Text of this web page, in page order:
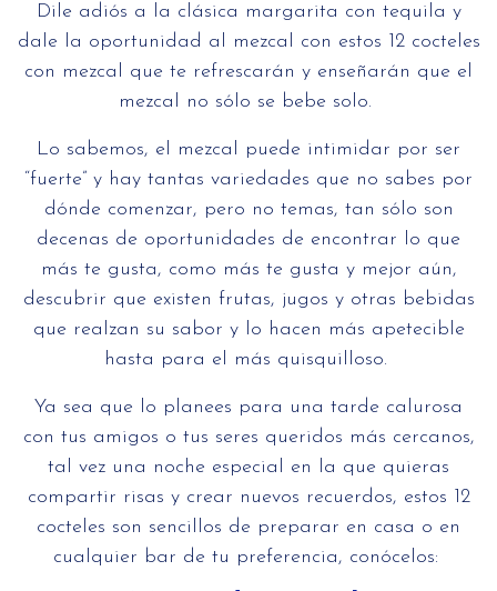
Dile adiós a la clásica margarita con tequila y
dale la oportunidad al mezcal con estos 12 cocteles
con mezcal que te refrescarán y enseñarán que el
mezcal no sólo se bebe solo.
Lo sabemos, el mezcal puede intimidar por ser
“fuerte” y hay tantas variedades que no sabes por
dónde comenzar, pero no temas, tan sólo son
decenas de oportunidades de encontrar lo que
más te gusta, como más te gusta y mejor aún,
descubrir que existen frutas, jugos y otras bebidas
que realzan su sabor y lo hacen más apetecible
hasta para el más quisquilloso.
Ya sea que lo planees para una tarde calurosa
con tus amigos o tus seres queridos más cercanos,
tal vez una noche especial en la que quieras
compartir risas y crear nuevos recuerdos, estos 12
cocteles son sencillos de preparar en casa o en
cualquier bar de tu preferencia, conócelos: